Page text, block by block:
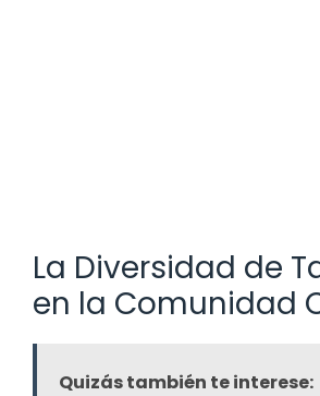
La Diversidad de
en la Comunidad
Quizás también te interese: